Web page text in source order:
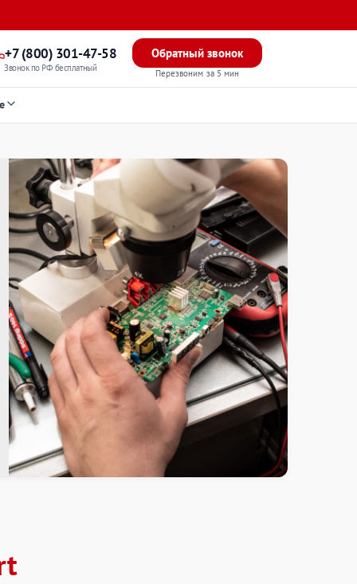
+7 (800) 301-47-58
Звонок по РФ бесплатный
Обратный звонок
Перезвоним за 5 мин